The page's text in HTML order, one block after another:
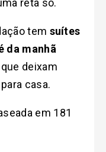
reta só.
tem suítes
da manhã
deixam
casa.
em 181